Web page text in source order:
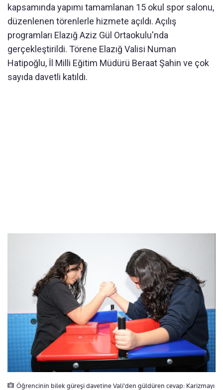
kapsamında yapımı tamamlanan 15 okul spor salonu,
düzenlenen törenlerle hizmete açıldı. Açılış
programları Elazığ Aziz Gül Ortaokulu'nda
gerçekleştirildi. Törene Elazığ Valisi Numan
Hatipoğlu, İl Milli Eğitim Müdürü Beraat Şahin ve çok
sayıda davetli katıldı.
Öğrencinin bilek güreşi davetine Vali'den güldüren cevap: Karizmayı